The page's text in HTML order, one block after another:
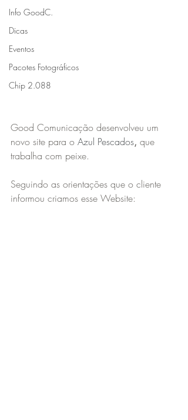
Info GoodC.
Dicas
Eventos
Pacotes Fotográficos
Chip 2.088
Good Comunicação desenvolveu um
novo site para o Azul Pescados, que
trabalha com peixe.
Seguindo as orientações que o cliente
informou criamos esse Website: